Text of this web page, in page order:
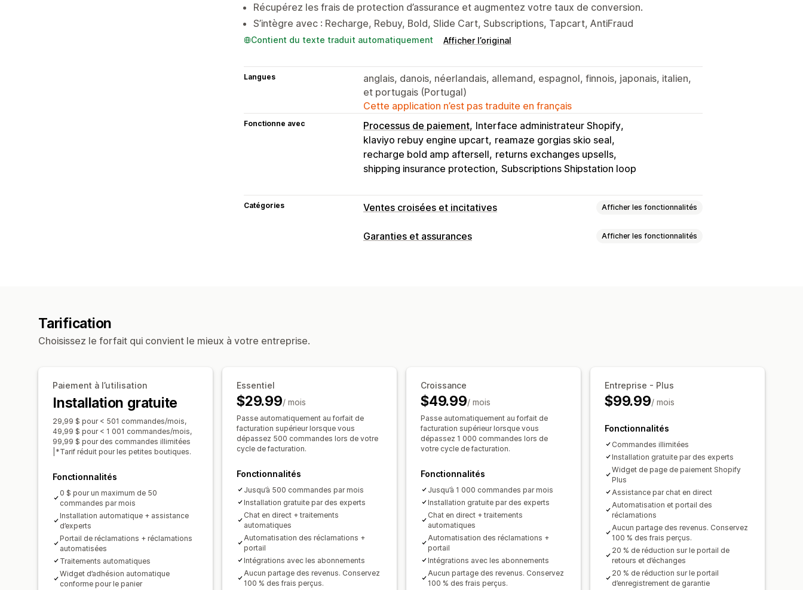
Récupérez les frais de protection d’assurance et augmentez votre taux de conversion.
S’intègre avec : Recharge, Rebuy, Bold, Slide Cart, Subscriptions, Tapcart, AntiFraud
Contient du texte traduit automatiquement Afficher l’original
Langues
anglais, danois, néerlandais, allemand, espagnol, finnois, japonais, italien,
et portugais (Portugal)
Cette application n’est pas traduite en français
Fonctionne avec Processus de paiement Interface administrateur Shopify
klaviyo rebuy engine upcart reamaze gorgias skio seal
recharge bold amp aftersell returns exchanges upsells
shipping insurance protection Subscriptions Shipstation loop
Catégories Ventes croisées et incitatives Afficher les fonctionnalités
Personnalisation
Taux de clics Taux de conversion Optimisation des suggestions
Garanties et assurances Afficher les fonctionnalités
Widget personnalisé
Confirmation de couverture
Image de marque personnalisée
Vente incitative personnalisée
Partage des revenus Test A/B
Gestion des réclamations
Traitement automatique Portail de réclamations
Formulaire de requête
Politiques personnalisées
Tableau de bord des réclamations
Notifications par e-mail
Tarification
Choisissez le forfait qui convient le mieux à votre entreprise.
Paiement à l’utilisation
Installation gratuite
29,99 $ pour < 501 commandes/mois,
49,99 $ pour < 1 001 commandes/mois,
99,99 $ pour des commandes illimitées
|*Tarif réduit pour les petites boutiques.
Fonctionnalités
0 $ pour un maximum de 50
commandes par mois
Installation automatique + assistance
d’experts
Portail de réclamations + réclamations
automatisées
Traitements automatiques
Widget d’adhésion automatique
conforme pour le panier
Essentiel
$29.99/ mois
Passe automatiquement au forfait de
facturation supérieur lorsque vous
dépassez 500 commandes lors de votre
cycle de facturation.
Fonctionnalités
Jusqu’à 500 commandes par mois
Installation gratuite par des experts
Chat en direct + traitements
automatiques
Automatisation des réclamations +
portail
Intégrations avec les abonnements
Aucun partage des revenus. Conservez
100 % des frais perçus.
Croissance
$49.99/ mois
Passe automatiquement au forfait de
facturation supérieur lorsque vous
dépassez 1 000 commandes lors de
votre cycle de facturation.
Fonctionnalités
Jusqu’à 1 000 commandes par mois
Installation gratuite par des experts
Chat en direct + traitements
automatiques
Automatisation des réclamations +
portail
Intégrations avec les abonnements
Aucun partage des revenus. Conservez
100 % des frais perçus.
Entreprise - Plus
$99.99/ mois
Fonctionnalités
Commandes illimitées
Installation gratuite par des experts
Widget de page de paiement Shopify
Plus
Assistance par chat en direct
Automatisation et portail des
réclamations
Aucun partage des revenus. Conservez
100 % des frais perçus.
20 % de réduction sur le portail de
retours et d’échanges
20 % de réduction sur le portail
d’enregistrement de garantie